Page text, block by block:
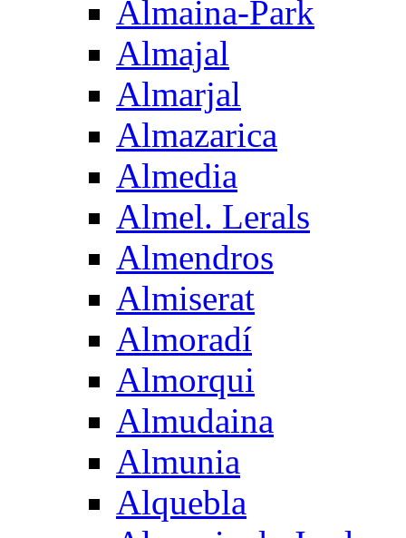
Almaina-Park
Almajal
Almarjal
Almazarica
Almedia
Almel. Lerals
Almendros
Almiserat
Almoradí
Almorqui
Almudaina
Almunia
Alquebla